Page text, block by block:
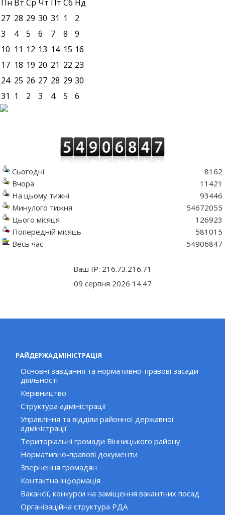
Пн Вт Ср Чт Пт Сб Нд
27 28 29 30 31 1
2
3
4 5 6 7 8
9
10 11 12 13 14 15 16
17 18 19 20 21 22 23
24 25 26 27 28 29 30
31 1 2 3 4 5 6
Сьогодні
Вчора
На цьому тижні
Минулого тижня
Цього місяця
Попередній місяць
Весь час
8162
11421
93446
54672055
126923
581015
54906847
Ваш IP: 216.73.216.71
09 серпня 2026 14:47
РАЙДЕРЖАДМІНІСТРАЦІЯ
Основні завдання та нормативно-правові засади
діяльності
Керівництво
Структура адміністрації
Управління та відділи районної державної
адміністрації
Територіальні громади Вінницького району
Нормативно-правові документи
Звернення громадян
Контактна інформація
Вакансії, конкурси на заміщення вакантних посад
Організаційна структура РДА